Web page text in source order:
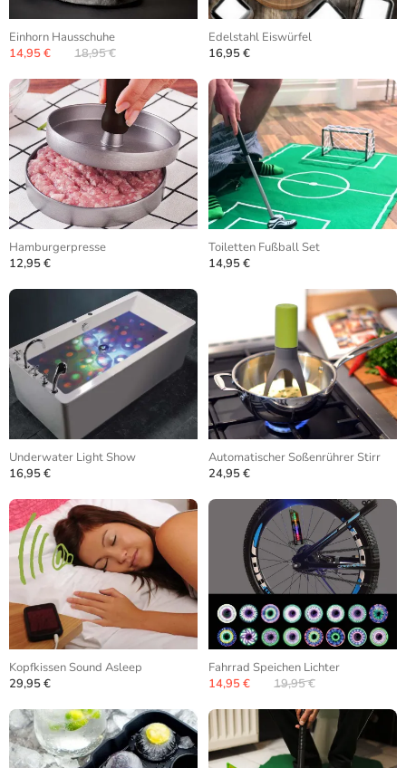
Einhorn Hausschuhe
14,95 €
18,95 €
Edelstahl Eiswürfel
16,95 €
Hamburgerpresse
12,95 €
Toiletten Fußball Set
14,95 €
Underwater Light Show
16,95 €
Automatischer Soßenrührer Stirr
24,95 €
Kopfkissen Sound Asleep
29,95 €
Fahrrad Speichen Lichter
14,95 €
19,95 €